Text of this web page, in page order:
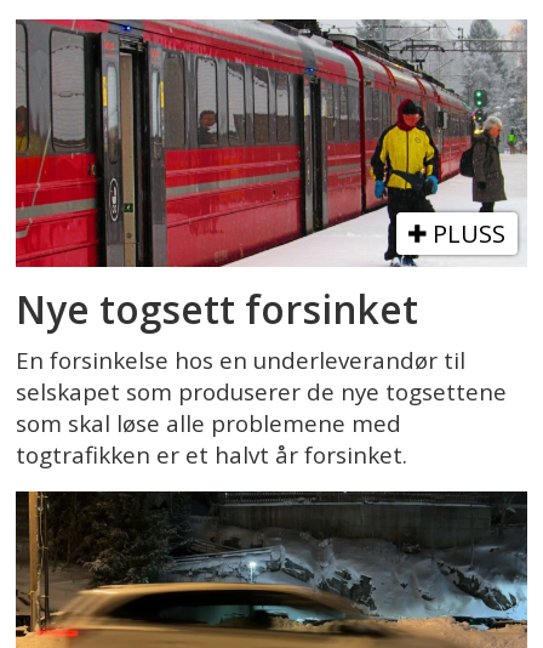
PLUSS
Nye togsett forsinket
En forsinkelse hos en underleverandør til
selskapet som produserer de nye togsettene
som skal løse alle problemene med
togtrafikken er et halvt år forsinket.